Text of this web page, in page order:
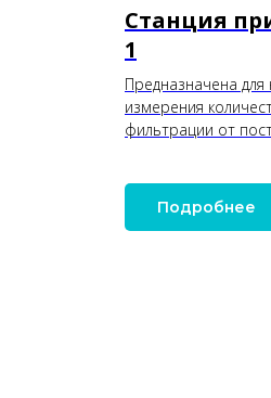
Станция
1
Предназначена
измерения
фильтрации от
Подробнее